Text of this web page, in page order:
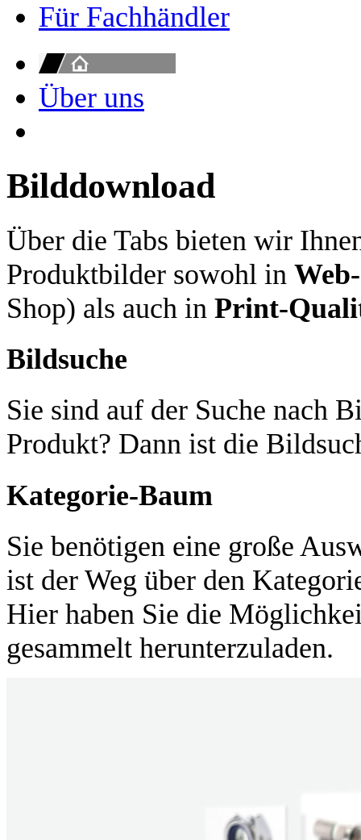
Für Fachhändler
Über uns
Bilddownload
Über die Tabs bieten wir
Produktbilder sowohl in
Shop) als auch in Print-
Bildsuche
Sie sind auf der Suche nach
Produkt? Dann ist die
Kategorie-Baum
Sie benötigen eine große
ist der Weg über den
Hier haben Sie die
gesammelt herunterzuladen.